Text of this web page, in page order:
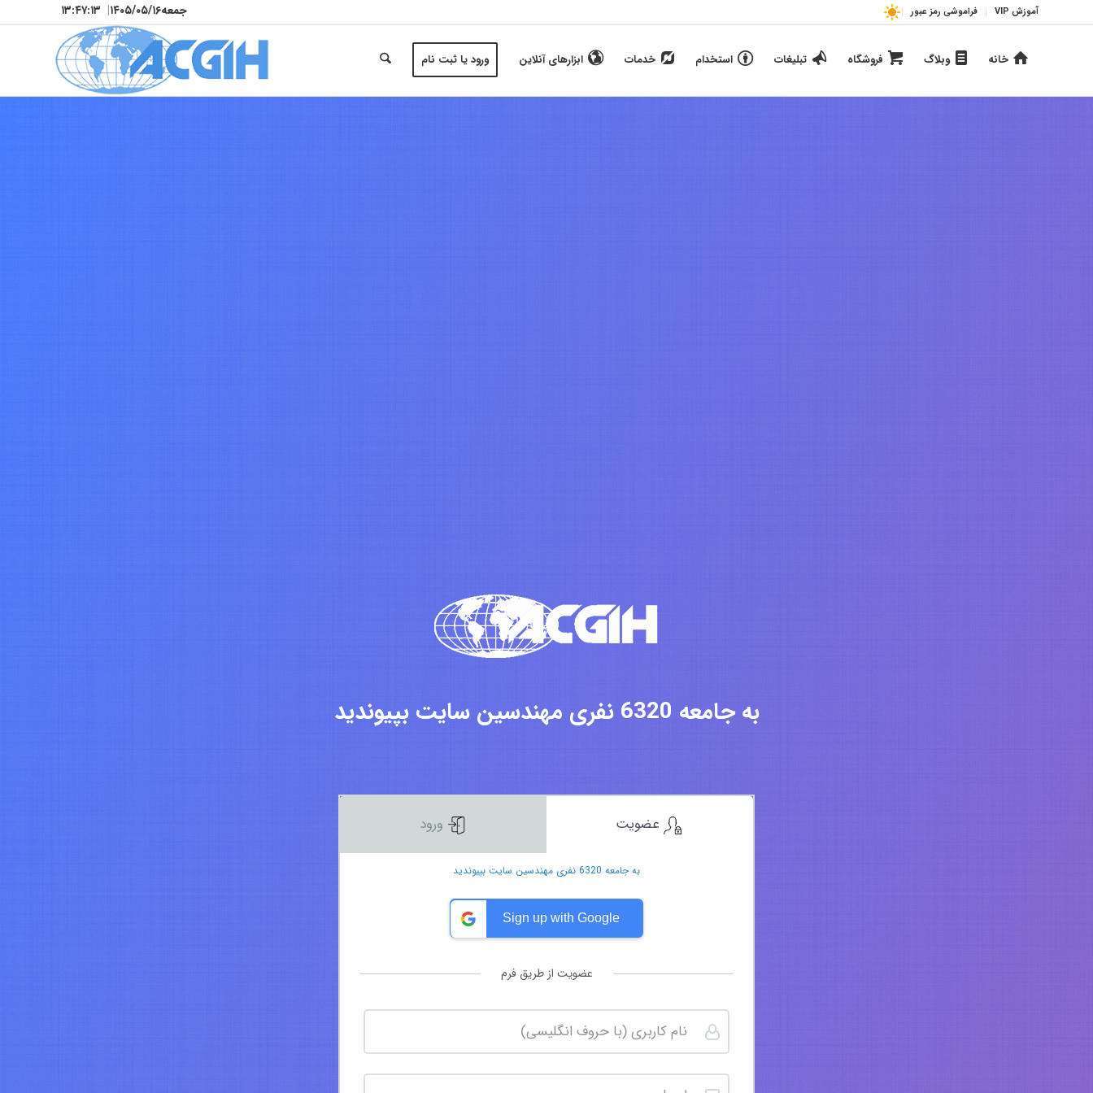
آموزش VIP فراموشی رمز عبور جمعه۱۴۰۵/۰۵/۱۶| ۱۳:۴۷:۱۵
خانه وبلاگ فروشگاه تبلیغات استخدام خدمات ابزارهای آنلاین ورود یا ثبت نام
به جامعه 6320 نفری مهندسین سایت بپیوندید
به جامعه 6320 نفری مهندسین سایت بپیوندید
Sign up with Google
عضویت از طریق فرم